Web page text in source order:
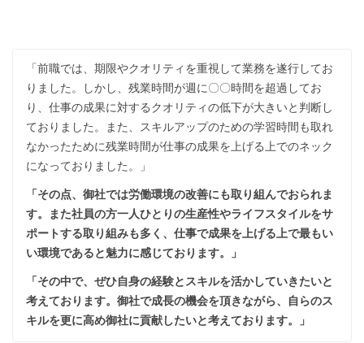
「前職では、期限やクオリティを重視して業務を遂行してお
りました。しかし、残業時間が週に〇〇時間を超過してお
り、仕事の成果に対するクオリティの低下が大きいと判断し
ておりました。また、スキルアップのための学習時間も取れ
なかったために残業時間が仕事の成果を上げる上でのネック
になっておりました。」
「その点、御社では労働環境の改善にも取り組んでおられま
す。また社員の方一人ひとりの生産性やライフスタイルをサ
ポートする取り組みも多く、仕事で成果を上げる上で最もい
い環境であると魅力に感じております。」
「その中で、ぜひ自身の経験とスキルを活かしていきたいと
考えております。御社で成長の機会を頂きながら、自らのス
キルを更に高め御社に貢献したいと考えております。」